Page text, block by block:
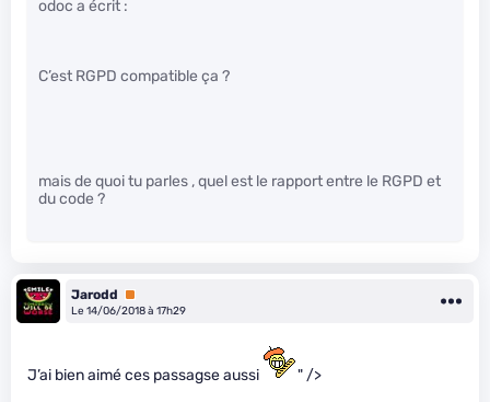
odoc a écrit :
C’est RGPD compatible ça ?
mais de quoi tu parles , quel est le rapport entre le RGPD et
du code ?
Jarodd
Premium
Le 14/06/2018 à 17h29
J’ai bien aimé ces passagse aussi " />